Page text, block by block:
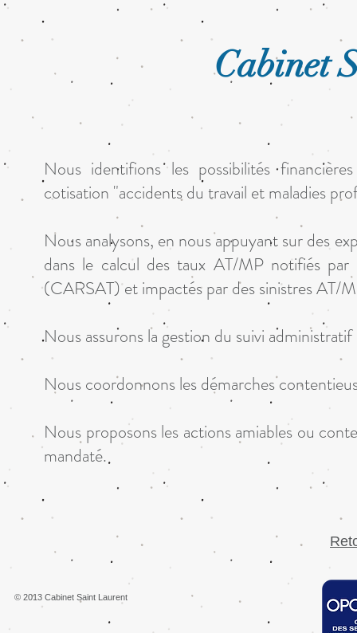
Cabinet
Nous identifions les possibilités
cotisation "accidents du travail et maladies
Nous analysons, en nous appuyant sur des
dans le calcul des taux AT/MP notifiés par
(CARSAT) et impactés par des sinistres AT/
Nous assurons la gestion du suivi
Nous coordonnons les démarches
Nous proposons les actions amiables ou
mandaté.
© 2013 Cabinet Saint Laurent